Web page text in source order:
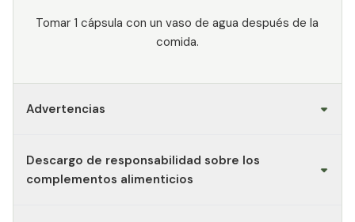
Tomar 1 cápsula con un vaso de agua después de la
comida.
Advertencias
Descargo de responsabilidad sobre los
complementos alimenticios